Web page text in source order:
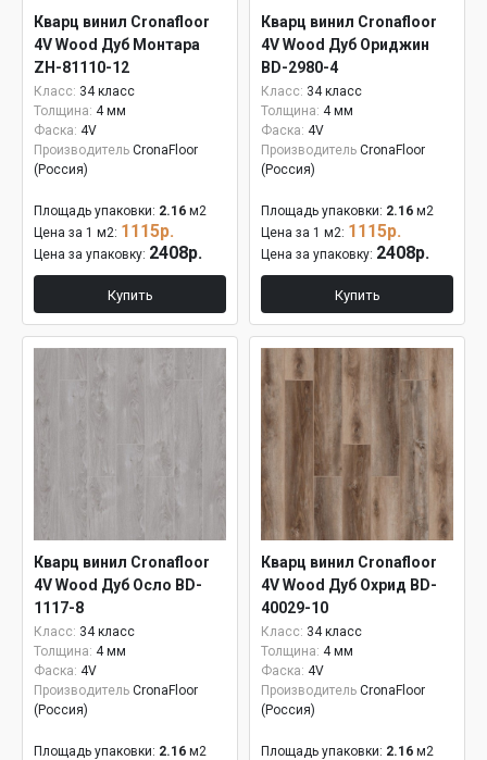
Кварц винил Cronafloor
4V Wood Дуб Монтара
ZH-81110-12
Класс: 34 класс
Толщина: 4 мм
Фаска: 4V
Производитель CronaFloor
(Россия)
Площадь упаковки: 2.16 м2
Цена за 1 м2: 1115р.
Цена за упаковку: 2408р.
Купить
Кварц винил Cronafloor
4V Wood Дуб Ориджин
BD-2980-4
Класс: 34 класс
Толщина: 4 мм
Фаска: 4V
Производитель CronaFloor
(Россия)
Площадь упаковки: 2.16 м2
Цена за 1 м2: 1115р.
Цена за упаковку: 2408р.
Купить
Кварц винил Cronafloor
4V Wood Дуб Осло BD-
1117-8
Класс: 34 класс
Толщина: 4 мм
Фаска: 4V
Производитель CronaFloor
(Россия)
Площадь упаковки: 2.16 м2
Кварц винил Cronafloor
4V Wood Дуб Охрид BD-
40029-10
Класс: 34 класс
Толщина: 4 мм
Фаска: 4V
Производитель CronaFloor
(Россия)
Площадь упаковки: 2.16 м2